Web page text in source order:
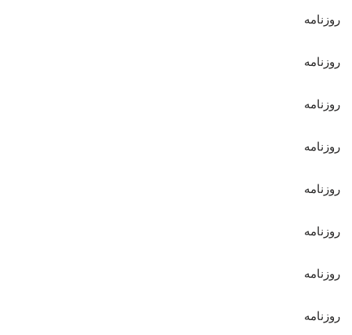
روزنامه
روزنامه
روزنامه
روزنامه
روزنامه
روزنامه
روزنامه
روزنامه